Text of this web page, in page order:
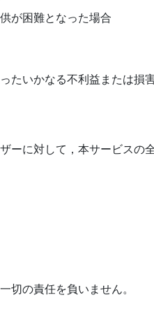
が困難となった場合
たいかなる不利益または損
ーに対して，本サービスの
切の責任を負いません。